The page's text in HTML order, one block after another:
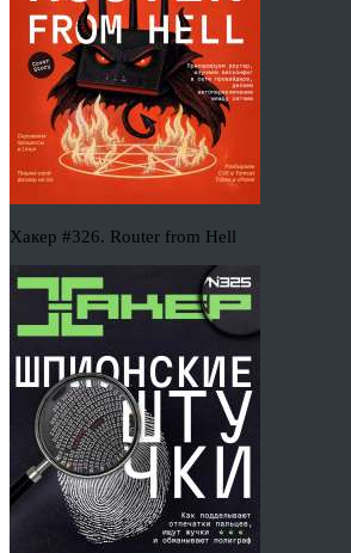
Хакер #326. Router from Hell